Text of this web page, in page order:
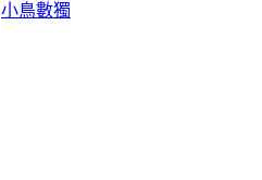
小鳥數獨